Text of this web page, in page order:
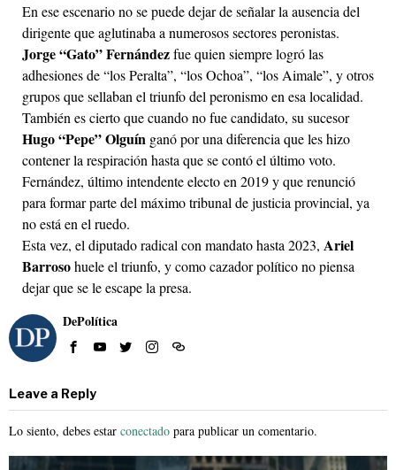
En ese escenario no se puede dejar de señalar la ausencia del
dirigente que aglutinaba a numerosos sectores peronistas.
Jorge “Gato” Fernándezfue quien siempre logró las
adhesiones de “los Peralta”, “los Ochoa”, “los Aimale”, y otros
grupos que sellaban el triunfo del peronismo en esa localidad.
También es cierto que cuando no fue candidato, su sucesor
Hugo “Pepe” Olguín ganó por una diferencia que les hizo
contener la respiración hasta que se contó el último voto.
Fernández, último intendente electo en 2019 y que renunció
para formar parte del máximo tribunal de justicia provincial, ya
no está en el ruedo.
Esta vez, el diputado radical con mandato hasta 2023, Ariel
Barrosohuele el triunfo, y como cazador político no piensa
dejar que se le escape la presa.
DePolítica
Leave a Reply
Lo siento, debes estar conectado para publicar un comentario.